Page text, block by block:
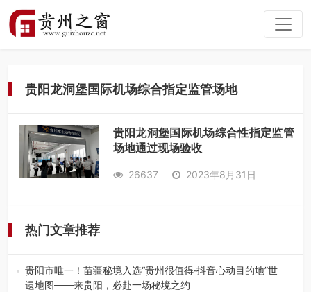
贵阳龙洞堡国际机场综合指定监管场地
贵阳龙洞堡国际机场综合性指定监管
场地通过现场验收
26637 2023年8月31日
热门文章推荐
贵阳市唯一！苗疆秘境入选“贵州很值得·抖音心动目的地”世
遗地图——来贵阳，必赴一场秘境之约